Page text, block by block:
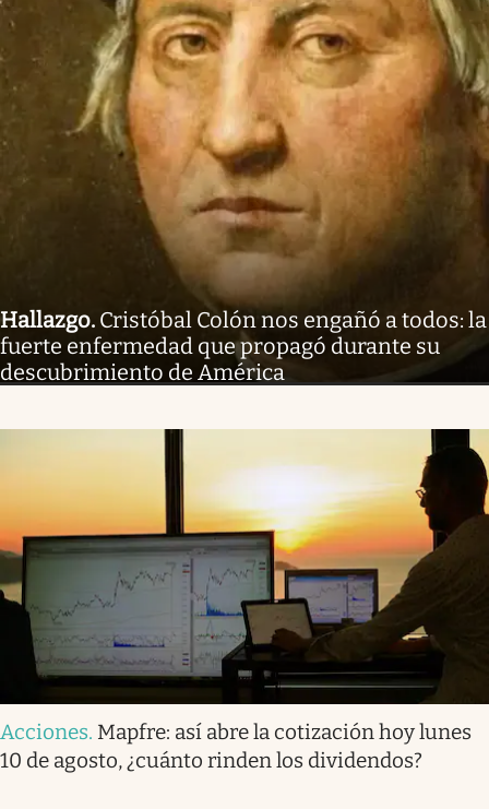
Hallazgo. Cristóbal Colón nos engañó a todos: la
fuerte enfermedad que propagó durante su
descubrimiento de América
Acciones. Mapfre: así abre la cotización hoy lunes
10 de agosto, ¿cuánto rinden los dividendos?